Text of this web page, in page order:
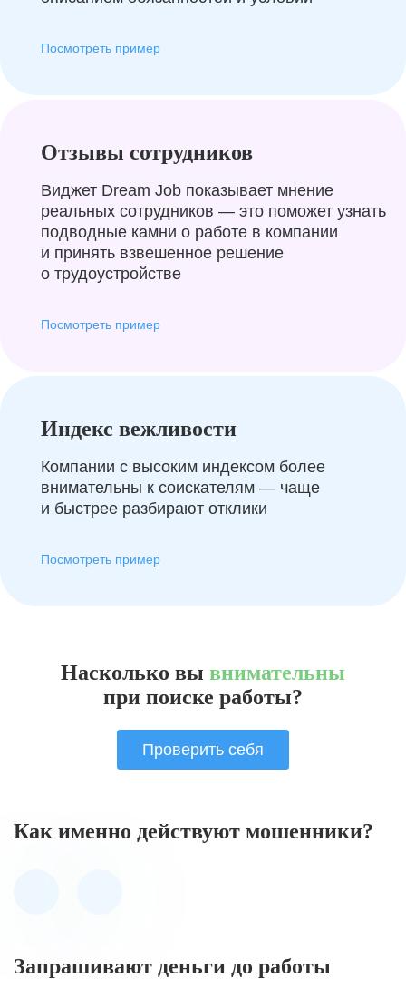
Посмотреть пример
Отзывы сотрудников
Виджет Dream Job показывает мнение
реальных сотрудников — это поможет узнать
подводные камни о работе в компании
и принять взвешенное решение
о трудоустройстве
Посмотреть пример
Индекс вежливости
Компании с высоким индексом более
внимательны к соискателям — чаще
и быстрее разбирают отклики
Посмотреть пример
Насколько вы внимательны
при поиске работы?
Проверить себя
Как именно действуют мошенники?
Запрашивают деньги до работы